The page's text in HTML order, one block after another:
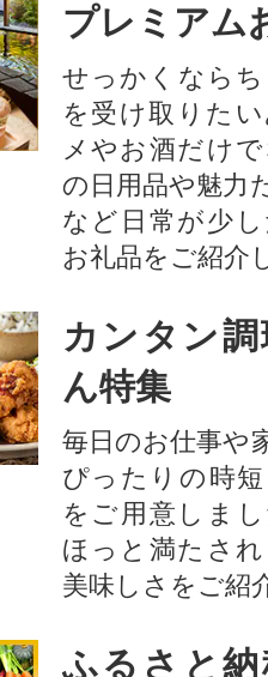
プレミアム
せっかくなら
を受け取りた
メやお酒だけ
の日用品や魅力
など日常が少
お礼品をご紹介
カンタン
ん特集
毎日のお仕事や
ぴったりの時
をご用意しま
ほっと満たさ
美味しさをご紹
ふるさと